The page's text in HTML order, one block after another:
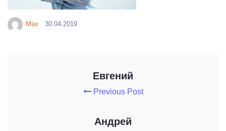
Max 30.04.2019
Евгений
Previous Post
Андрей